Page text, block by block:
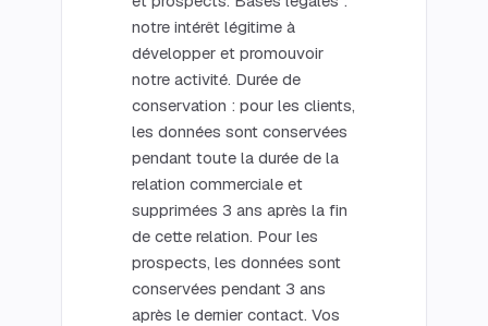
notre intérêt légitime à
développer et promouvoir
notre activité. Durée de
conservation : pour les clients,
les données sont conservées
pendant toute la durée de la
relation commerciale et
supprimées 3 ans après la fin
de cette relation. Pour les
prospects, les données sont
conservées pendant 3 ans
après le dernier contact. Vos